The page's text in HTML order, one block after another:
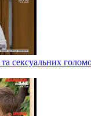
сексуальних